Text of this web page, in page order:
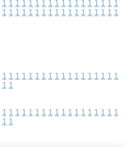
1 1 1 1 1 1 1 1 1 1 1 1 1 1 1 1 1 1
1 1 1 1 1 1 1 1 1 1 1 1 1 1 1 1 1 1
1 1 1 1 1 1 1 1 1 1 1 1 1 1 1 1 1 1
1 1
1 1 1 1 1 1 1 1 1 1 1 1 1 1 1 1 1 1
1 1